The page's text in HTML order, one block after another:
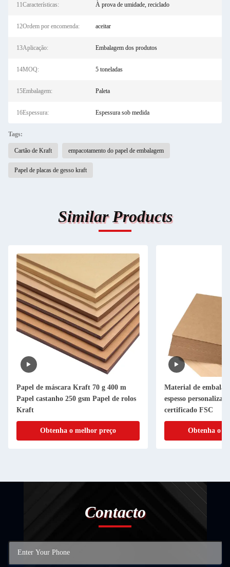
11Características: À prova de umidade, reciclado
12Ordem por encomenda: aceitar
13Aplicação: Embalagem dos produtos
14MOQ: 5 toneladas
15Embalagem: Paleta
16Espessura: Espessura sob medida
Tags:
Cartão de Kraft empacotamento do papel de embalagem
Papel de placas de gesso kraft
Similar Products
Papel de máscara Kraft 70 g 400 m
Papel castanho 250 gsm Papel de rolos
Kraft
Obtenha o melhor preço
Material de
espesso
certificado FSC
Obtenha o
Contacto